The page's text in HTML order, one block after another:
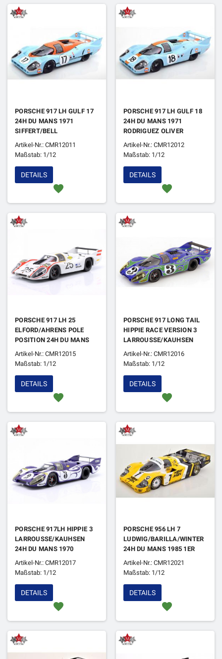
PORSCHE 917 LH GULF 17
24H DU MANS 1971
SIFFERT/BELL
Artikel-Nr.: CMR12011
Maßstab: 1/12
favorite
DETAILS
PORSCHE 917 LH GULF 18
24H DU MANS 1971
RODRIGUEZ OLIVER
Artikel-Nr.: CMR12012
Maßstab: 1/12
favorite
DETAILS
PORSCHE 917 LH 25
ELFORD/AHRENS POLE
POSITION 24H DU MANS
1970
Artikel-Nr.: CMR12015
Maßstab: 1/12
favorite
DETAILS
PORSCHE 917 LONG TAIL
HIPPIE RACE VERSION 3
LARROUSSE/KAUHSEN
24H DU MANS 1970
Artikel-Nr.: CMR12016
Maßstab: 1/12
favorite
DETAILS
PORSCHE 917LH HIPPIE 3
LARROUSSE/KAUHSEN
24H DU MANS 1970
Artikel-Nr.: CMR12017
Maßstab: 1/12
favorite
DETAILS
PORSCHE 956 LH 7
LUDWIG/BARILLA/WINTER
24H DU MANS 1985 1ER
Artikel-Nr.: CMR12021
Maßstab: 1/12
favorite
DETAILS